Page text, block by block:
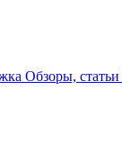
Обзоры, статьи